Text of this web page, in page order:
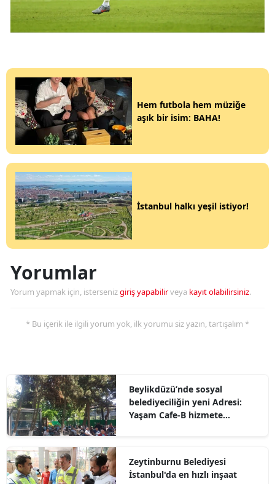
Hem futbola hem müziğe
aşık bir isim: BAHA!
İstanbul halkı yeşil istiyor!
Yorumlar
Yorum yapmak için, istersenizgiriş yapabilirveya kayıt olabilirsiniz.
* Bu içerik ile ilgili yorum yok, ilk yorumu siz yazın, tartışalım *
Beylikdüzü’nde sosyal
belediyeciliğin yeni Adresi:
Yaşam Cafe-B hizmete
Zeytinburnu Belediyesi
İstanbul'da en hızlı inşaat